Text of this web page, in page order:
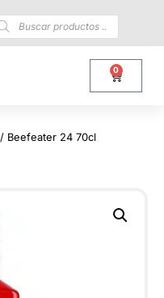
0
/ Beefeater 24 70cl